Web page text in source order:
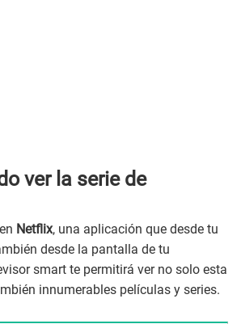
ver la serie de
Netflix, una aplicación que desde tu
desde la pantalla de tu
smart te permitirá ver no solo esta
innumerables películas y series.